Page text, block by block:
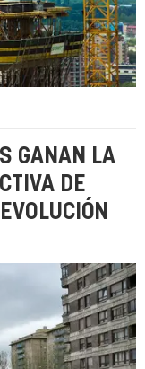
GANAN LA
DE